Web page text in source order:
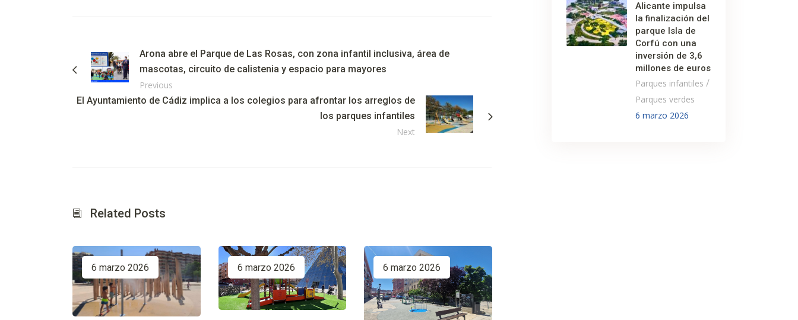
Arona abre el Parque de Las Rosas, con zona infantil inclusiva, área de
mascotas, circuito de calistenia y espacio para mayores
Previous
El Ayuntamiento de Cádiz implica a los colegios para afrontar los arreglos de
los parques infantiles
Next
Related Posts
6 marzo 2026 6 marzo 2026 6 marzo 2026
Alicante impulsa
la finalización del
parque Isla de
Corfú con una
inversión de 3,6
millones de euros
Parques infantiles /
Parques verdes
6 marzo 2026